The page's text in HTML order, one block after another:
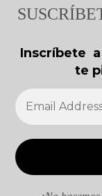
Inscríbete
te